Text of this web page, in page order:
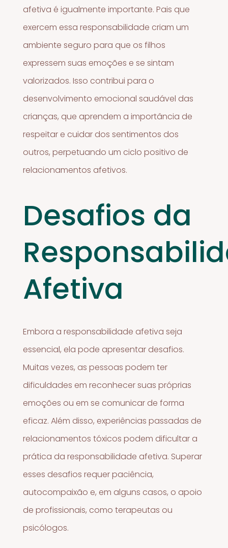
afetiva é igualmente importante. Pais que
exercem essa responsabilidade criam um
ambiente seguro para que os filhos
expressem suas emoções e se sintam
valorizados. Isso contribui para o
desenvolvimento emocional saudável das
crianças, que aprendem a importância de
respeitar e cuidar dos sentimentos dos
outros, perpetuando um ciclo positivo de
relacionamentos afetivos.
Desafios da
Afetiva
Embora a responsabilidade afetiva seja
essencial, ela pode apresentar desafios.
Muitas vezes, as pessoas podem ter
dificuldades em reconhecer suas próprias
emoções ou em se comunicar de forma
eficaz. Além disso, experiências passadas de
relacionamentos tóxicos podem dificultar a
prática da responsabilidade afetiva. Superar
esses desafios requer paciência,
autocompaixão e, em alguns casos, o apoio
de profissionais, como terapeutas ou
psicólogos.